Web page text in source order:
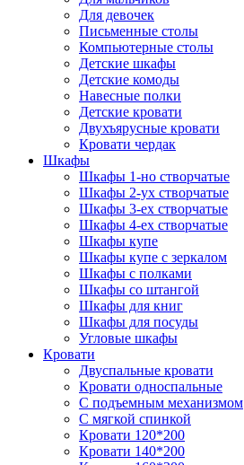
Для девочек
Письменные столы
Компьютерные столы
Детские шкафы
Детские комоды
Навесные полки
Детские кровати
Двухъярусные кровати
Кровати чердак
Шкафы
Шкафы 1-но створчатые
Шкафы 2-ух створчатые
Шкафы 3-ех створчатые
Шкафы 4-ех створчатые
Шкафы купе
Шкафы купе с зеркалом
Шкафы с полками
Шкафы со штангой
Шкафы для книг
Шкафы для посуды
Угловые шкафы
Кровати
Двуспальные кровати
Кровати односпальные
С подъемным механизмом
С мягкой спинкой
Кровати 120*200
Кровати 140*200